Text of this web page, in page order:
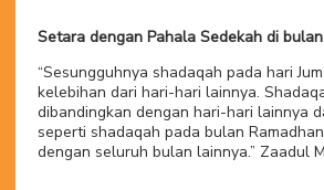
Setara dengan Pahala Sedekah di
“Sesungguhnya shadaqah pada hari
kelebihan dari hari-hari lainnya.
dibandingkan dengan hari-hari lainnya
seperti shadaqah pada bulan
dengan seluruh bulan lainnya.” Zaadul